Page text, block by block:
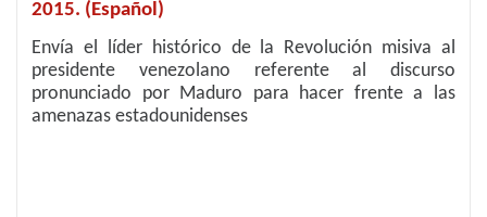
2015. (Español)
Envía el líder histórico de la Revolución misiva al
presidente venezolano referente al discurso
pronunciado por Maduro para hacer frente a las
amenazas estadounidenses